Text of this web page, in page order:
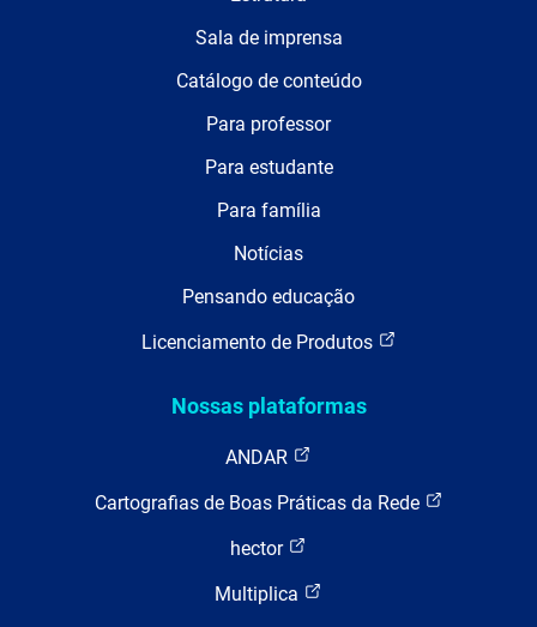
Sala de imprensa
Catálogo de conteúdo
Para professor
Para estudante
Para família
Notícias
Pensando educação
Licenciamento de Produtos
Nossas plataformas
ANDAR
Cartografias de Boas Práticas da Rede
hector
Multiplica